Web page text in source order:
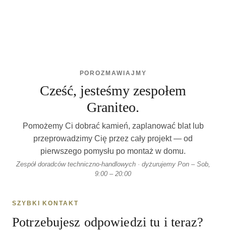
POROZMAWIAJMY
Cześć, jesteśmy zespołem
Graniteo.
Pomożemy Ci dobrać kamień, zaplanować blat lub
przeprowadzimy Cię przez cały projekt — od
pierwszego pomysłu po montaż w domu.
Zespół doradców techniczno-handlowych · dyżurujemy Pon – Sob,
9:00 – 20:00
SZYBKI KONTAKT
Potrzebujesz odpowiedzi tu i teraz?